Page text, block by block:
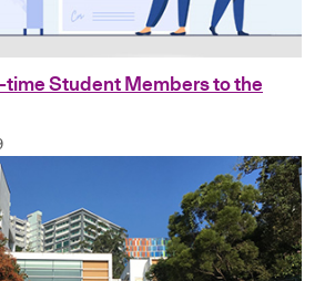
time Student Members to the